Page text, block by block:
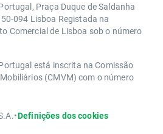
Praça Duque de Saldanha
094 Lisboa Registada na
Comercial de Lisboa sob o número
está inscrita na Comissão
(CMVM) com o número
•Definições dos cookies